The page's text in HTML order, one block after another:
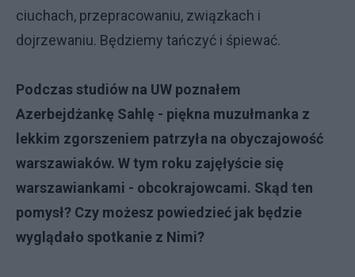
ciuchach, przepracowaniu, związkach i
dojrzewaniu. Będziemy tańczyć i śpiewać.
Podczas studiów na UW poznałem
Azerbejdżankę Sahlę - piękna muzułmanka z
lekkim zgorszeniem patrzyła na obyczajowość
warszawiaków. W tym roku zajęłyście się
warszawiankami - obcokrajowcami. Skąd ten
pomysł? Czy możesz powiedzieć jak będzie
wyglądało spotkanie z Nimi?